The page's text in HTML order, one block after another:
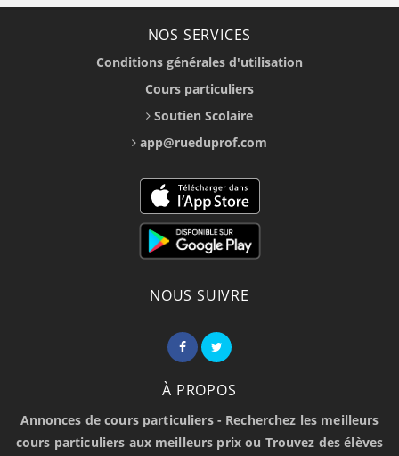
NOS SERVICES
Conditions générales d'utilisation
Cours particuliers
Soutien Scolaire
app@rueduprof.com
NOUS SUIVRE
À PROPOS
Annonces de cours particuliers - Recherchez les meilleurs
cours particuliers aux meilleurs prix ou Trouvez des élèves